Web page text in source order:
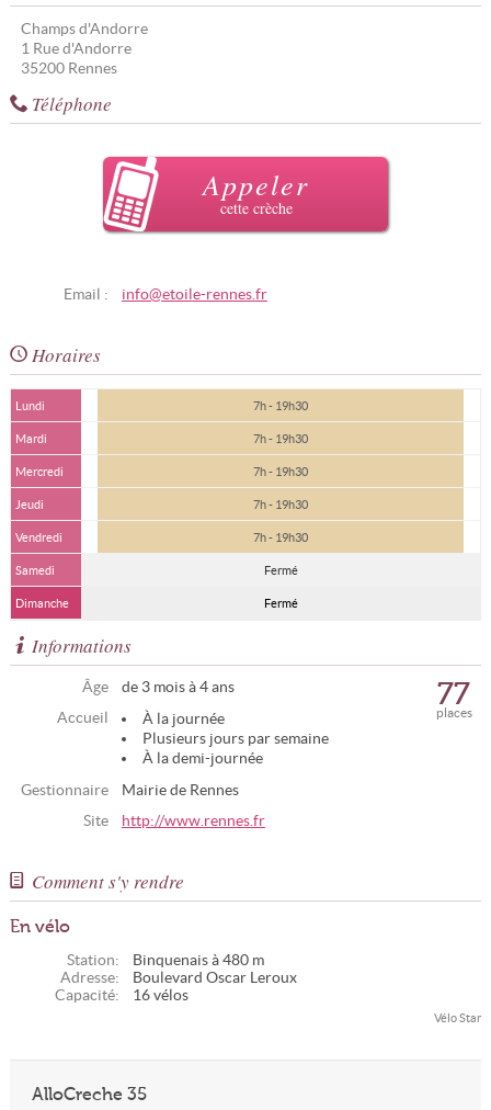
Champs d'Andorre
1 Rue d'Andorre
35200 Rennes
Téléphone
Appeler
cette crèche
Email : info@etoile-rennes.fr
Horaires
Lundi 7h - 19h30
Mardi 7h - 19h30
Mercredi 7h - 19h30
Jeudi 7h - 19h30
Vendredi 7h - 19h30
Samedi Fermé
Dimanche Fermé
Informations
Âge
de 3 mois à 4 ans
Accueil
À la journée
Plusieurs jours par semaine
À la demi-journée
Gestionnaire
Mairie de Rennes
Site
http://www.rennes.fr
places
77
Comment s'y rendre
En vélo
Station:
Binquenais à 480 m
Adresse:
Boulevard Oscar Leroux
Capacité:
16 vélos
Vélo Star
AlloCreche 35